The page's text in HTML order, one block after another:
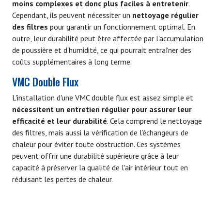
moins complexes et donc plus faciles à entretenir.
Cependant, ils peuvent nécessiter un nettoyage régulier
des filtres pour garantir un fonctionnement optimal. En
outre, leur durabilité peut être affectée par l'accumulation
de poussière et d'humidité, ce qui pourrait entraîner des
coûts supplémentaires à long terme.
VMC Double Flux
L'installation d'une VMC double flux est assez simple et
nécessitent un entretien régulier pour assurer leur
efficacité et leur durabilité. Cela comprend le nettoyage
des filtres, mais aussi la vérification de l’échangeurs de
chaleur pour éviter toute obstruction. Ces systèmes
peuvent offrir une durabilité supérieure grâce à leur
capacité à préserver la qualité de l'air intérieur tout en
réduisant les pertes de chaleur.